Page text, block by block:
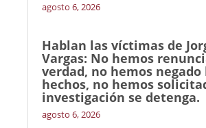
agosto 6, 2026
Hablan las víctimas de
Vargas: No hemos
verdad, no hemos negado
hechos, no hemos
investigación se detenga.
agosto 6, 2026